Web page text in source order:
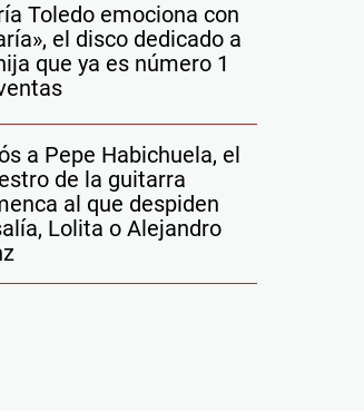
Toledo emociona con
el disco dedicado a
que ya es número 1
a Pepe Habichuela, el
de la guitarra
al que despiden
Lolita o Alejandro